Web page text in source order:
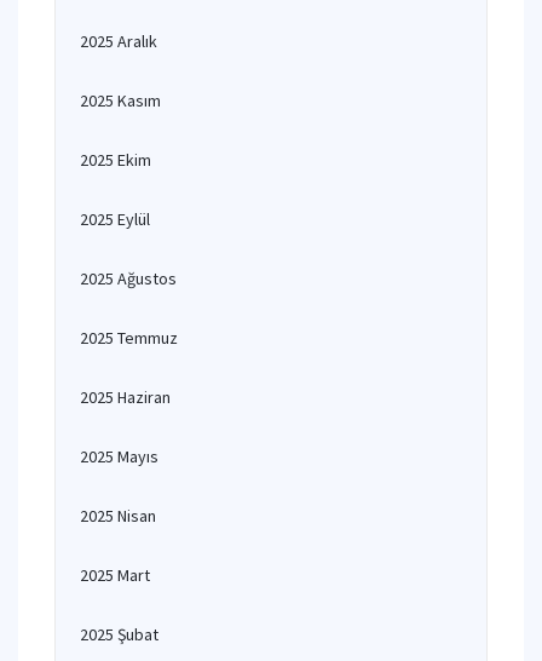
2025 Aralık
2025 Kasım
2025 Ekim
2025 Eylül
2025 Ağustos
2025 Temmuz
2025 Haziran
2025 Mayıs
2025 Nisan
2025 Mart
2025 Şubat